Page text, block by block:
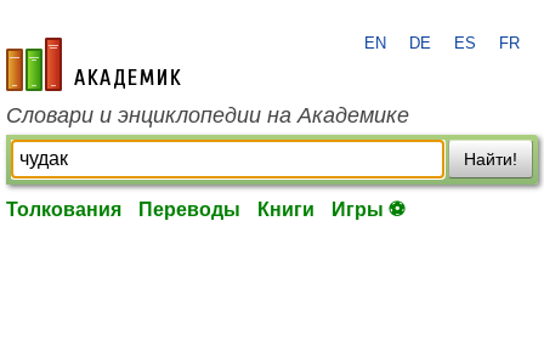
academic.ru
EN DE ES FR
Словари и энциклопедии на Академике
Найти!
Толкования Переводы Книги Игры ⚽